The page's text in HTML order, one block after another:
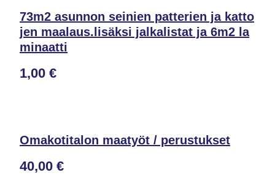
73m2 asunnon seinien patterien ja katto
jen maalaus.lisäksi jalkalistat ja 6m2 la
minaatti
1,00 €
Omakotitalon maatyöt / perustukset
40,00 €